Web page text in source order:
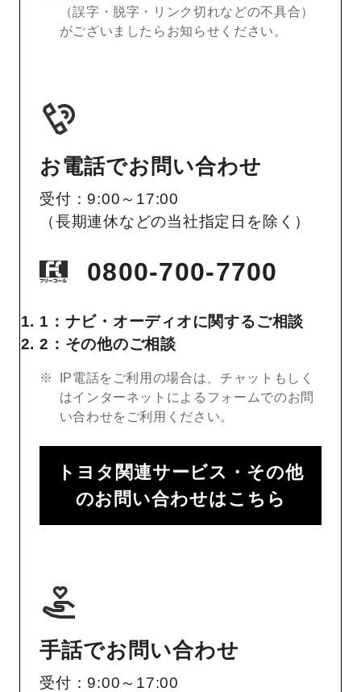
（誤字・脱字・リンク切れなどの不具合）
がございましたらお知らせください。
お電話でお問い合わせ
受付：9:00～17:00
（長期連休などの当社指定日を除く）
0800-700-7700
1：ナビ・オーディオに関するご相談
2：その他のご相談
IP電話をご利用の場合は、チャットもしく
はインターネットによるフォームでのお問
い合わせをご利用ください。
トヨタ関連サービス・その他
のお問い合わせはこちら
手話でお問い合わせ
受付：9:00～17:00